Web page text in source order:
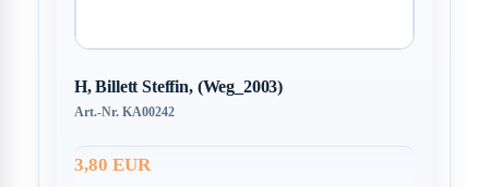
H, Billett Steffin, (Weg_2003)
Art.-Nr. KA00242
3,80 EUR